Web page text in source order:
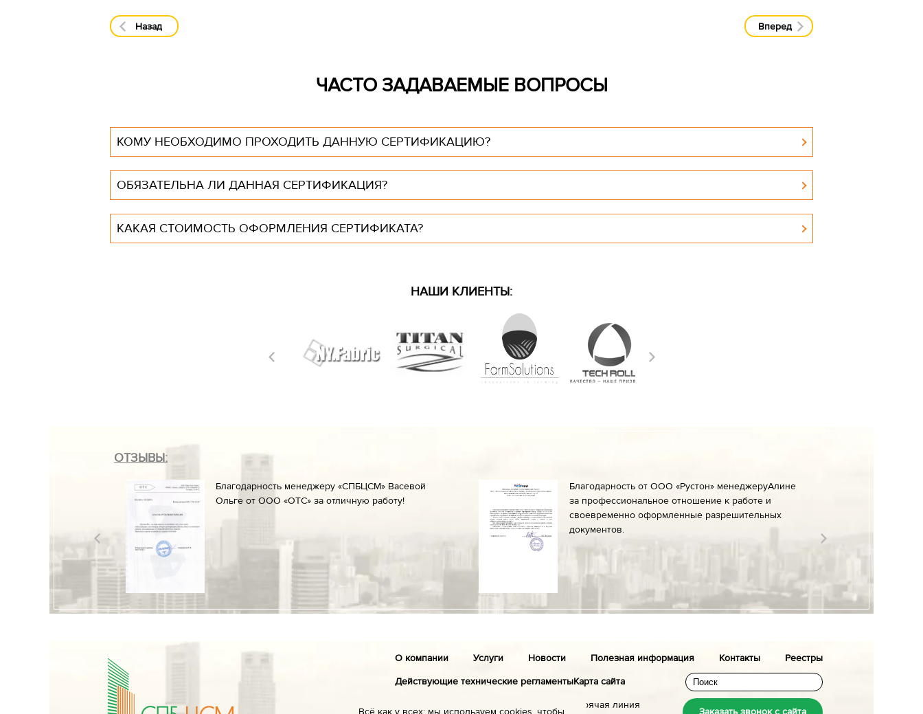
Назад Вперед
ЧАСТО ЗАДАВАЕМЫЕ ВОПРОСЫ
КОМУ НЕОБХОДИМО ПРОХОДИТЬ ДАННУЮ СЕРТИФИКАЦИЮ?
ОБЯЗАТЕЛЬНА ЛИ ДАННАЯ СЕРТИФИКАЦИЯ?
КАКАЯ СТОИМОСТЬ ОФОРМЛЕНИЯ СЕРТИФИКАТА?
НАШИ КЛИЕНТЫ:
ОТЗЫВЫ:
Благодарность менеджеру «СПБЦСМ» Васевой
Ольге от ООО «ОТС» за отличную работу!
Благодарность от ООО «Рустон» менеджеруАлине
за профессиональное отношение к работе и
своевременно оформленные разрешительных
документов.
О компании Услуги Новости Полезная информация Контакты
Реестры
Действующие технические регламентыКарта сайта
Горячая линия